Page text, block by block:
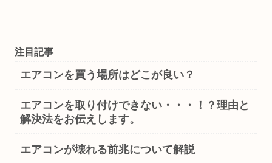
注目記事
エアコンを買う場所はどこが良い？
エアコンを取り付けできない・・・！？理由と
解決法をお伝えします。
エアコンが壊れる前兆について解説